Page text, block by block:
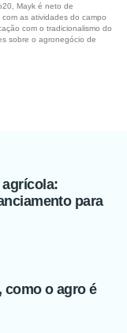
Mayk é neto de
as atividades do campo
com o tradicionalismo do
sobre o agronegócio de
para
como o agro é